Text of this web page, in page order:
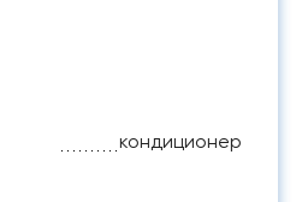
кондиционер